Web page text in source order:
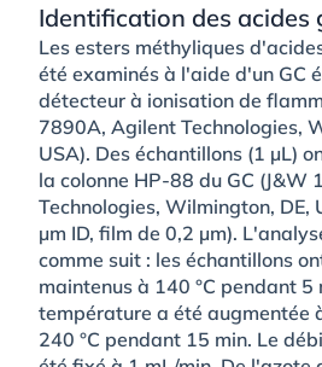
Identification des acides
Les esters méthyliques
été examinés à l'aide d'un GC
détecteur à ionisation de
7890A, Agilent Technologies,
USA). Des échantillons (1 µL)
la colonne HP-88 du GC
Technologies, Wilmington, DE,
µm ID, film de 0,2 µm).
comme suit : les échantillons
maintenus à 140 °C pendant 5
température a été augmentée
240 °C pendant 15 min. Le